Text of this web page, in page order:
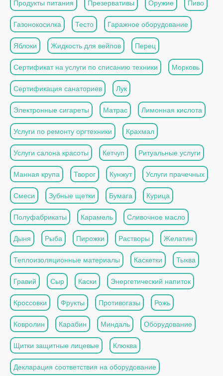
Продукты питания Презервативы Оружие Пиво
Газонокосилка Тесто Гаражное оборудование
Яблоки Жидкость для вейпов Перец
Сертификат на услуги по списанию техники Морковь
Сертификация санаториев Лук
Электронные сигареты Матрас Лимонная кислота
Услуги по ремонту оргтехники Крахмал
Услуги салона красоты Кетчуп Ритуальные услуги
Манная крупа Творог Кунжут Услуги прачечных
Смеси Зубные щетки Бумага Курица
Полуфабрикаты Карамель Сливочное масло
Дыня Рыба Пирожки Растворы Желатин
Теплоизоляционные материалы Каскетки Тыква
Гравий Сыр Каски Энергетический напиток
Кроссовки Фрукты Противогазы Рожь
Ковролин Карабин Миндаль Оборудование
Щитки защитные лицевые Клюква
Декларация соответствия на оборудование